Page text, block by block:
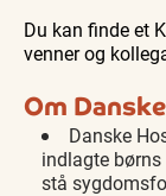
Du kan finde et
venner og
Om
Danske
indlagte
stå